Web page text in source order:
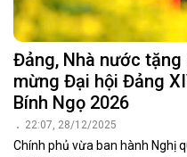
Đảng, Nhà nước
mừng Đại hội Đảng
Bính Ngọ 2026
22:07, 28/12/2025
Chính phủ vừa ban hành Nghị